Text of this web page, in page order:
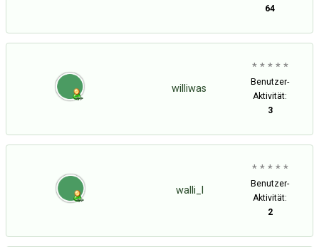
64
williwas
* * * * *
Benutzer-
Aktivität:
3
walli_l
* * * * *
Benutzer-
Aktivität:
2